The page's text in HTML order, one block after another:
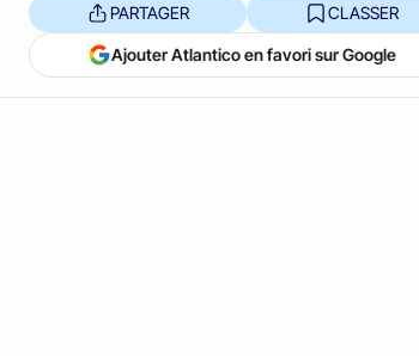
PARTAGER CLASSER
Ajouter Atlantico en favori sur Google